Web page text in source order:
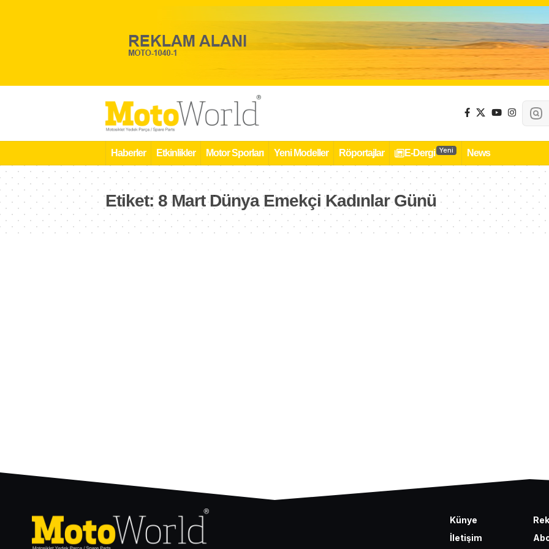
Haberler Etkinlikler Motor Sporları Yeni Modeller Röportajlar E-Dergi Yeni News
Etiket: 8 Mart Dünya Emekçi Kadınlar Günü
Künye
İletişim